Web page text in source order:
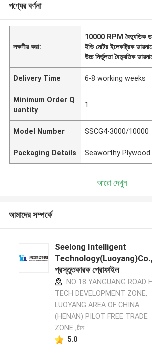
পণ্যের বর্ণনা
লক্ষণীয় করা:
10000 RPM বৈদ্যুতিক
ইভি মোটর ইলেকট্রিক
উচ্চ নির্ভুলতা বৈদ্যুতিক
Delivery Time 6-8 working weeks
Minimum Order Q
uantity
1
Model Number SSCG4-3000/10000
Packaging Details Seaworthy Plywood
আরো দেখুন
আমাদের সম্পর্কে
Seelong Intelligent
প্রস্তুতকারক প্রোফাইল
NO 18 YANGUANG ROAD
TECH DEVELOPMENT ZONE,
LUOYANG AREA OF CHINA
(HENAN) PILOT FREE TRADE
ZONE ,চীন
5.0